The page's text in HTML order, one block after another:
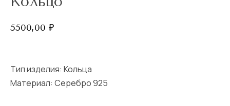
5500,00 ₽
Тип изделия: Кольца
Материал: Серебро 925